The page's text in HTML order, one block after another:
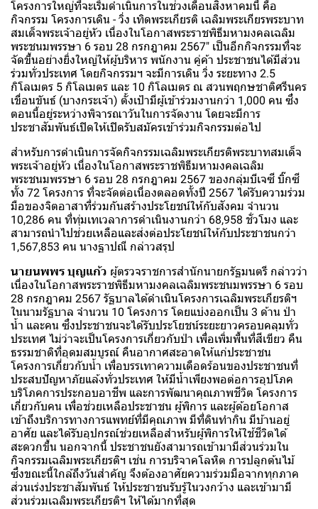
โครงการใหญ่ที่จะเริ่มดำเนินการในช่วงเดือนสิงหาคมนี้ คือ
กิจกรรม โครงการเดิน - วิ่ง เทิดพระเกียรติ เฉลิมพระเกียรพระบาท
สมเด็จพระเจ้าอยู่หัว เนื่องในโอกาสพระราชพิธีมหามงคลเฉลิม
พระชนมพรรษา 6 รอบ 28 กรกฎาคม 2567" เป็นอีกกิจกรรมที่จะ
จัดขึ้นอย่างยิ่งใหญ่ให้ผู้บริหาร พนักงาน คู่ค้า ประชาชนได้มีส่วน
ร่วมทั่วประเทศ โดยกิจกรรมฯ จะมีการเดิน วิ่ง ระยะทาง 2.5
กิโลเมตร 5 กิโลเมตร และ 10 กิโลเมตร ณ สวนพฤกษชาติศรีนคร
เขื่อนขันธ์ (บางกระเจ้า) ตั้งเป้ามีผู้เข้าร่วมงานกว่า 1,000 คน ซึ่ง
ตอนนี้อยู่ระหว่างพิจารณาวันในการจัดงาน โดยจะมีการ
ประชาสัมพันธ์เปิดให้เปิดรับสมัครเข้าร่วมกิจกรรมต่อไป
สำหรับการดำเนินการจัดกิจกรรมเฉลิมพระเกียรติพระบาทสมเด็จ
พระเจ้าอยู่หัว เนื่องในโอกาสพระราชพิธีมหามงคลเฉลิม
พระชนมพรรษา 6 รอบ 28 กรกฎาคม 2567 ของกลุ่มบีเจซี บิ๊กซี
ทั้ง 72 โครงการ ที่จะจัดต่อเนื่องตลอดทั้งปี 2567 ได้รับความร่วม
มือของจิตอาสาที่ร่วมกันสร้างประโยชน์ให้กับสังคม จำนวน
10,286 คน ที่ทุ่มเทเวลาการดำเนินงานกว่า 68,958 ชั่วโมง และ
สามารถนำไปช่วยเหลือและส่งต่อประโยชน์ให้กับประชาชนกว่า
1,567,853 คน นางฐาปณี กล่าวสรุป
นายนพพร บุญแก้ว ผู้ตรวจราชการสำนักนายกรัฐมนตรี กล่าวว่า
เนื่องในโอกาสพระราชพิธีมหามงคลเฉลิมพระชนมพรรษา 6 รอบ
28 กรกฎาคม 2567 รัฐบาลได้ดำเนินโครงการเฉลิมพระเกียรติฯ
ในนามรัฐบาล จำนวน 10 โครงการ โดยแบ่งออกเป็น 3 ด้าน ป่า
น้ำ และคน ซึ่งประชาชนจะได้รับประโยชน์ระยะยาวครอบคลุมทั่ว
ประเทศ ไม่ว่าจะเป็นโครงการเกี่ยวกับป่า เพื่อเพิ่มพื้นที่สีเขียว คืน
ธรรมชาติที่อุดมสมบูรณ์ คืนอากาศสะอาดให้แก่ประชาชน
โครงการเกี่ยวกับน้ำ เพื่อบรรเทาความเดือดร้อนของประชาชนที่
ประสบปัญหาภัยแล้งทั่วประเทศ ให้มีน้ำเพียงพอต่อการอุปโภค
บริโภคการประกอบอาชีพ และการพัฒนาคุณภาพชีวิต โครงการ
เกี่ยวกับคน เพื่อช่วยเหลือประชาชน ผู้พิการ และผู้ด้อยโอกาส
เข้าถึงบริการทางการแพทย์ที่มีคุณภาพ มีที่ดินทำกิน มีบ้านอยู่
อาศัย และได้รับอุปกรณ์ช่วยเหลือสำหรับผู้พิการให้ใช้ชีวิตได้
สะดวกขึ้น นอกจากนี้ ประชาชนยังสามารถเข้ามามีส่วนร่วมใน
กิจกรรมเฉลิมพระเกียรติฯ เช่น การบริจาคโลหิต การปลูกต้นไม้
ซึ่งขณะนี้ใกล้ถึงวันสำคัญ จึงต้องอาศัยความร่วมมือจากทุกภาค
ส่วนเร่งประชาสัมพันธ์ ให้ประชาชนรับรู้ในวงกว้าง และเข้ามามี
ส่วนร่วมเฉลิมพระเกียรติฯ ให้ได้มากที่สุด